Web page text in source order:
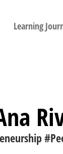
Learning